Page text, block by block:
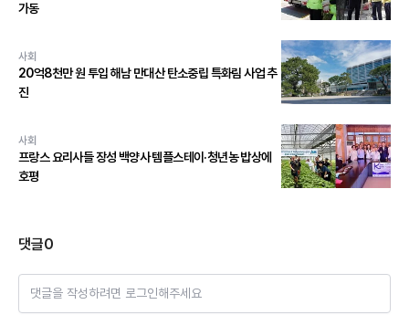
가동
사회
20억8천만 원 투입 해남 만대산 탄소중립 특화림 사업 추
진
사회
프랑스 요리사들 장성 백양사 템플스테이·청년농 밥상에
호평
댓글0
댓글을 작성하려면 로그인해주세요